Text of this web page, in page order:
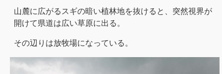
山麓に広がるスギの暗い植林地を抜けると、突然視界が
開けて県道は広い草原に出る。
その辺りは放牧場になっている。